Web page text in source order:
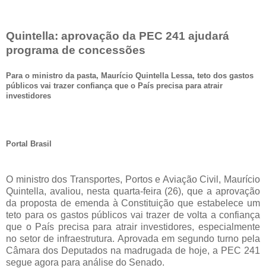
Quintella: aprovação da PEC 241 ajudará
programa de concessões
Para o ministro da pasta, Maurício Quintella Lessa, teto dos gastos
públicos vai trazer confiança que o País precisa para atrair
investidores
Portal Brasil
O ministro dos Transportes, Portos e Aviação Civil, Maurício
Quintella, avaliou, nesta quarta-feira (26), que a aprovação
da proposta de emenda à Constituição que estabelece um
teto para os gastos públicos vai trazer de volta a confiança
que o País precisa para atrair investidores, especialmente
no setor de infraestrutura. Aprovada em segundo turno pela
Câmara dos Deputados na madrugada de hoje, a PEC 241
segue agora para análise do Senado.